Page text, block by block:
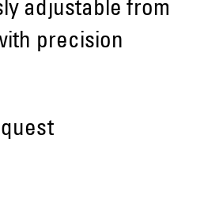
adjustable from
precision